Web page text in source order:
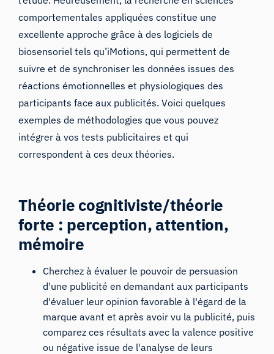
comportementales appliquées constitue une
excellente approche grâce àdes logiciels de
biosensoriel tels qu’iMotions, qui permettent de
suivre et de synchroniser les données issues des
réactions émotionnelles et physiologiques des
participants face aux publicités. Voici quelques
exemples de méthodologies que vous pouvez
intégrer à vos tests publicitaires et qui
correspondent à ces deux théories.
Théorie cognitiviste/théorie
forte : perception, attention,
mémoire
Cherchez à évaluer le pouvoir de persuasion
d'une publicité en demandant aux participants
d'évaluer leur opinion favorable à l'égard de la
marque avant et après avoir vu la publicité, puis
comparez ces résultats avec la valence positive
ou négative issue de l'analyse de leurs